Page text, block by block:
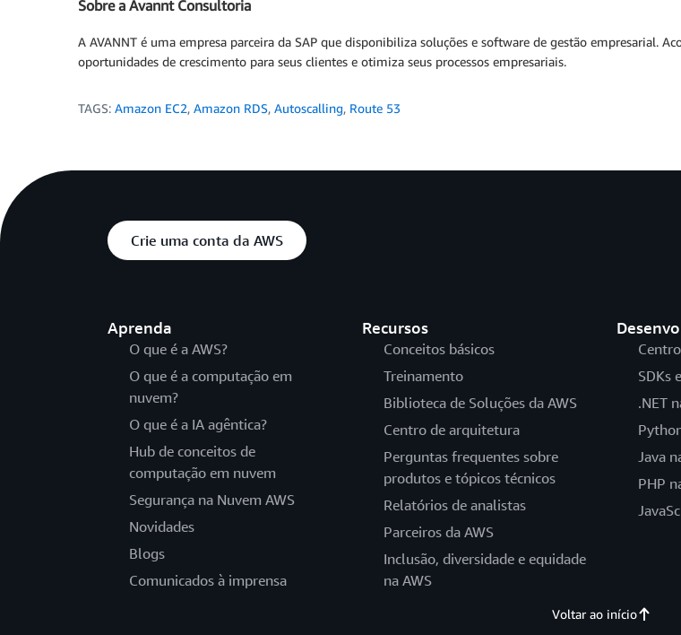
Sobre a Avannt Consultoria
A AVANNT é uma empresa parceira da SAP que disponibiliza soluções e software de gestão empresarial.
oportunidades de crescimento para seus clientes e otimiza seus processos empresariais.
TAGS: Amazon EC2, Amazon RDS, Autoscalling, Route 53
Crie uma conta da AWS
Aprenda
O que é a AWS?
O que é a computação em
nuvem?
O que é a IA agêntica?
Hub de conceitos de
computação em nuvem
Segurança na Nuvem AWS
Novidades
Blogs
Comunicados à imprensa
Recursos
Conceitos básicos
Treinamento
Biblioteca de Soluções da AWS
Centro de arquitetura
Perguntas frequentes sobre
produtos e tópicos técnicos
Relatórios de analistas
Parceiros da AWS
Inclusão, diversidade e equidade
na AWS
SDKs
.NET
Java
PHP
Voltar ao início